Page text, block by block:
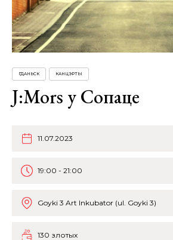
ГДАНЬСК КАНЦЭРТЫ
J:Mors у Сопаце
11.07.2023
19:00 - 21:00
Goyki 3 Art Inkubator (ul. Goyki 3)
130 злотых